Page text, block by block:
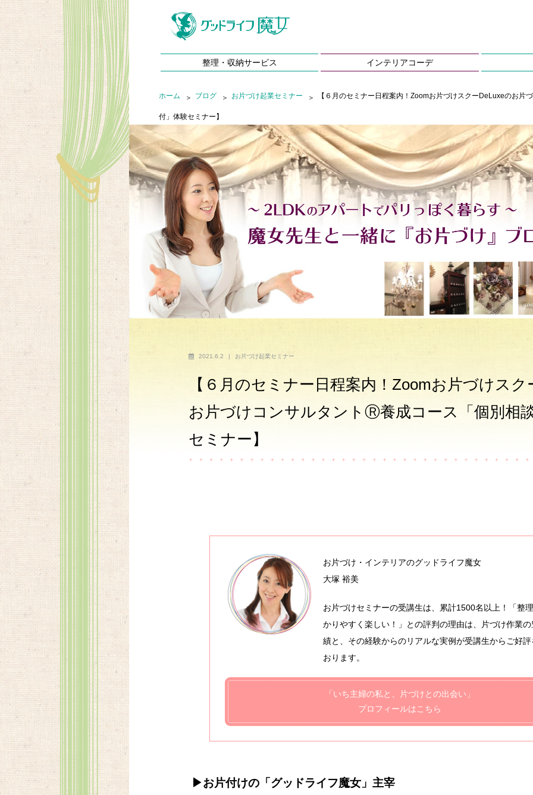
整理・収納サービス インテリアコーデ
ホーム ブログ お片づけ起業セミナー 【６月のセミナー日程案内！Zoomお片づけスクーDeLuxeのお
付」体験セミナー】
2021.6.2 | お片づけ起業セミナー
【６月のセミナー日程案内！Zoomお片づけスク
お片づけコンサルタントⓇ養成コース「個別相
セミナー】
お片づけ・インテリアのグッドライフ魔女
大塚 裕美
お片づけセミナーの受講生は、累計1500名以上！「整
かりやすく楽しい！」との評判の理由は、片づけ作業
績と、その経験からのリアルな実例が受講生からご好
おります。
「いち主婦の私と、片づけとの出会い」
プロフィールはこちら
▶お片付けの「グッドライフ魔女」主宰